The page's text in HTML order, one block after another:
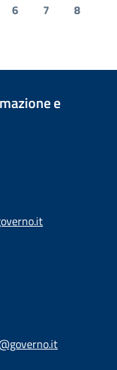
6 7 8
e